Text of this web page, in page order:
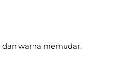
dan warna memudar.